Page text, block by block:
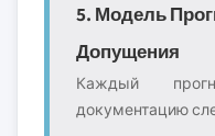
5. Модель
Допущения
Каждый
документацию